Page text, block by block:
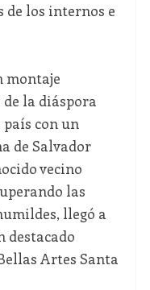
de los internos e
montaje
la diáspora
con un
de Salvador
vecino
las
llegó a
destacado
Artes Santa